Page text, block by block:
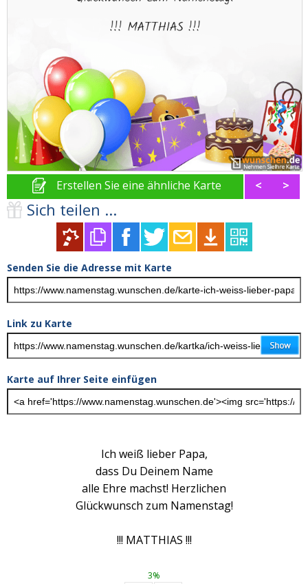
Erstellen Sie eine ähnliche Karte < >
Sich teilen ...
Senden Sie die Adresse mit Karte
Link zu Karte
Karte auf Ihrer Seite einfügen
Ich weiß lieber Papa,
dass Du Deinem Name
alle Ehre machst! Herzlichen
Glückwunsch zum Namenstag!
!!! MATTHIAS !!!
3%